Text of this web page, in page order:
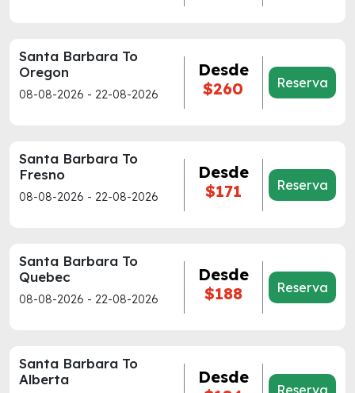
Santa Barbara To
Oregon
08-08-2026 - 22-08-2026
Desde
$260
Reserva
Santa Barbara To
Fresno
08-08-2026 - 22-08-2026
Desde
$171
Reserva
Santa Barbara To
Quebec
08-08-2026 - 22-08-2026
Desde
$188
Reserva
Santa Barbara To
Alberta
Desde
Reserva